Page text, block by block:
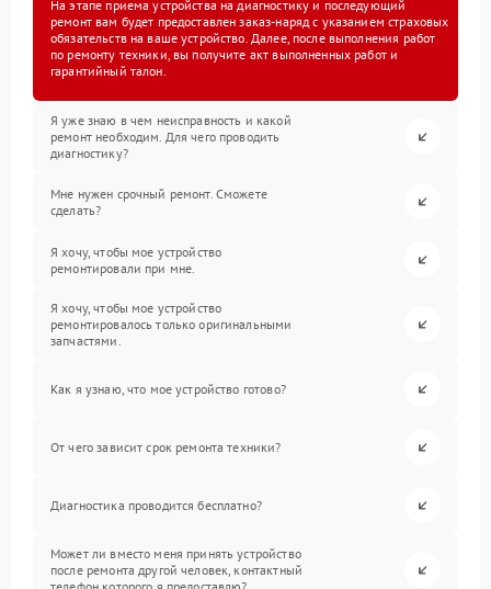
На этапе приема устройства на диагностику и последующий
ремонт вам будет предоставлен заказ-наряд с указанием страховых
обязательств на ваше устройство. Далее, после выполнения работ
по ремонту техники, вы получите акт выполненных работ и
гарантийный талон.
Я уже знаю в чем неисправность и какой
ремонт необходим. Для чего проводить
диагностику?
Мне нужен срочный ремонт. Сможете
сделать?
Я хочу, чтобы мое устройство
ремонтировали при мне.
Я хочу, чтобы мое устройство
ремонтировалось только оригинальными
запчастями.
Как я узнаю, что мое устройство готово?
От чего зависит срок ремонта техники?
Диагностика проводится бесплатно?
Может ли вместо меня принять устройство
после ремонта другой человек, контактный